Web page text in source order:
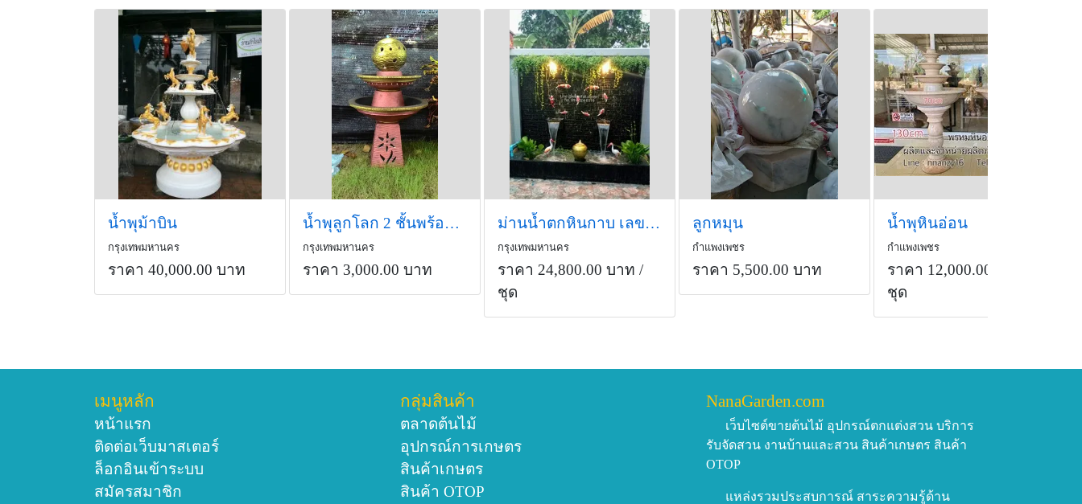
น้ำพุม้าบิน
กรุงเทพมหานคร
ราคา 40,000.00 บาท
น้ำพุลูกโลก 2 ชั้นพร้อมปั้ม
กรุงเทพมหานคร
ราคา 3,000.00 บาท
ม่านน้ำตกหินกาบ เลข 8 เสริมฮวงจุ้ย
กรุงเทพมหานคร
ราคา 24,800.00 บาท /
ชุด
ลูกหมุน
กำแพงเพชร
ราคา 5,500.00 บาท
น้ำพุหินอ่อน
กำแพงเพชร
ราคา 12,000.00 บาท
ชุด
เมนูหลัก
หน้าแรก
ติดต่อเว็บมาสเตอร์
ล็อกอินเข้าระบบ
สมัครสมาชิก
กลุ่มสินค้า
ตลาดต้นไม้
อุปกรณ์การเกษตร
สินค้าเกษตร
สินค้า OTOP
NanaGarden.com
เว็บไซต์ขายต้นไม้ อุปกรณ์ตกแต่งสวน บริการ
รับจัดสวน งานบ้านและสวน สินค้าเกษตร สินค้า
OTOP
แหล่งรวมประสบการณ์ สาระความรู้ด้าน